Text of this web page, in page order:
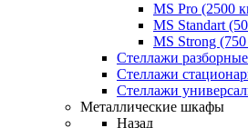
MS Pro (2500
MS Standart
MS Strong
Стеллажи разборные
Стеллажи
Стеллажи
Металлические шкафы
Назад